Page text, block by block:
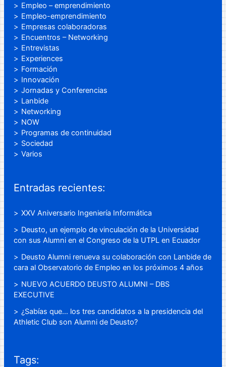
Empleo – emprendimiento
Empleo-emprendimiento
Empresas colaboradoras
Encuentros – Networking
Entrevistas
Experiences
Formación
Innovación
Jornadas y Conferencias
Lanbide
Networking
NOW
Programas de continuidad
Sociedad
Varios
Entradas recientes:
XXV Aniversario Ingeniería Informática
Deusto, un ejemplo de vinculación de la Universidad
con sus Alumni en el Congreso de la UTPL en Ecuador
Deusto Alumni renueva su colaboración con Lanbide de
cara al Observatorio de Empleo en los próximos 4 años
NUEVO ACUERDO DEUSTO ALUMNI – DBS
EXECUTIVE
¿Sabías que… los tres candidatos a la presidencia del
Athletic Club son Alumni de Deusto?
Tags: